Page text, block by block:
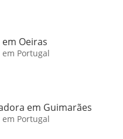
Oeiras
Portugal
em Guimarães
Portugal